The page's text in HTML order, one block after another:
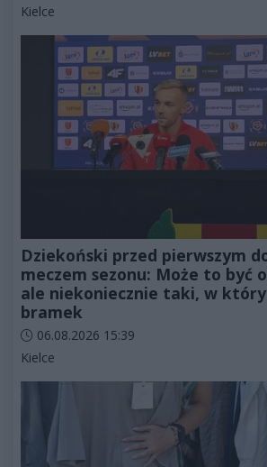
Kategorie artykułu:
Kielce
Dziekoński przed pierwszym
meczem sezonu: Może to być
ale niekoniecznie taki, w
bramek
Data dodania artykułu:
06.08.2026 15:39
Kategorie artykułu:
Kielce